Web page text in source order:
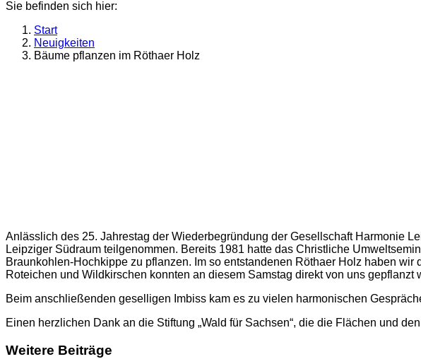
Sie befinden sich hier:
Start
Neuigkeiten
Bäume pflanzen im Röthaer Holz
Anlässlich des 25. Jahrestag der Wiederbegründung der Gesellschaft Harmonie
Leipziger Südraum teilgenommen. Bereits 1981 hatte das Christliche
Braunkohlen-Hochkippe zu pflanzen. Im so entstandenen Röthaer Holz haben
Roteichen und Wildkirschen konnten an diesem Samstag direkt von uns
Beim anschließenden geselligen Imbiss kam es zu vielen harmonischen
Einen herzlichen Dank an die Stiftung „Wald für Sachsen“, die die Flächen und
Weitere Beiträge